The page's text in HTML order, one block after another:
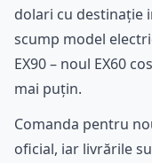
dolari cu destinație
scump model
EX90 – noul EX60
mai puțin.
Comanda pentru
oficial, iar livrările